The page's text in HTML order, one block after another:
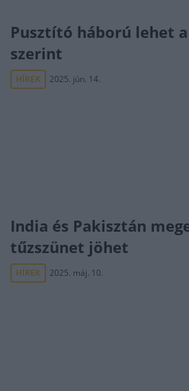
Pusztító háború lehet
szerint
HÍREK 2025. jún. 14.
India és Pakisztán
tűzszünet jöhet
HÍREK 2025. máj. 10.